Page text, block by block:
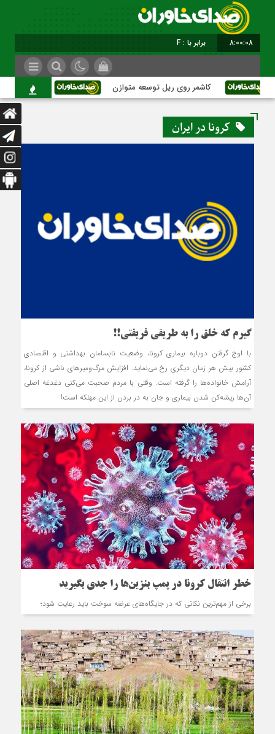
8:00:09 برابر با : Friday - 7 August - 2026
کاشمر روی ریل توسعه متوازن کاشمر؛ عبور از
کرونا در ایران
گیرم که خلق را به طریقی فریفتی!!
با اوج گرفتن دوباره بیماری کرونا، وضعیت نابسامان بهداشتی و اقتصادی
کشور بیش هر زمان دیگری رخ می‌نماید. افزایش مرگ‌ومیرهای ناشی از کرونا،
آرامش خانواده‌ها را گرفته است. وقتی با مردم صحبت می‌کنی دغدغه اصلی
آن‌ها ریشه‌کن شدن بیماری و جان به در بردن از این مهلکه است!
خطر انتقال کرونا در پمپ بنزین‌ها را جدی بگیرید
برخی از مهم‌ترین نکاتی که در جایگاه‌های عرضه سوخت باید رعایت شود؛